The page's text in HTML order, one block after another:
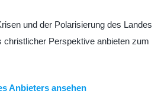
und der Polarisierung des Landes
christlicher Perspektive anbieten zum
Anbieters ansehen